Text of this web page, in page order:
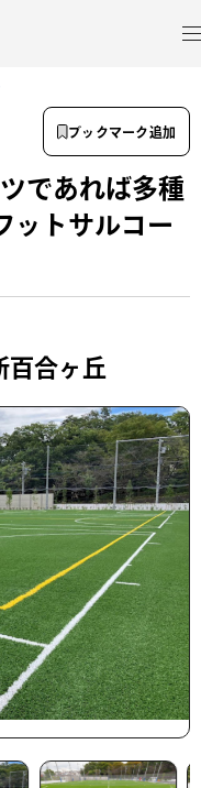
であれば多種
ットサルコー
百合ヶ丘
ブックマーク追加